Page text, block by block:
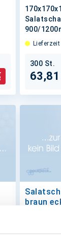
den Warenkorb
900/
300 St.
braun